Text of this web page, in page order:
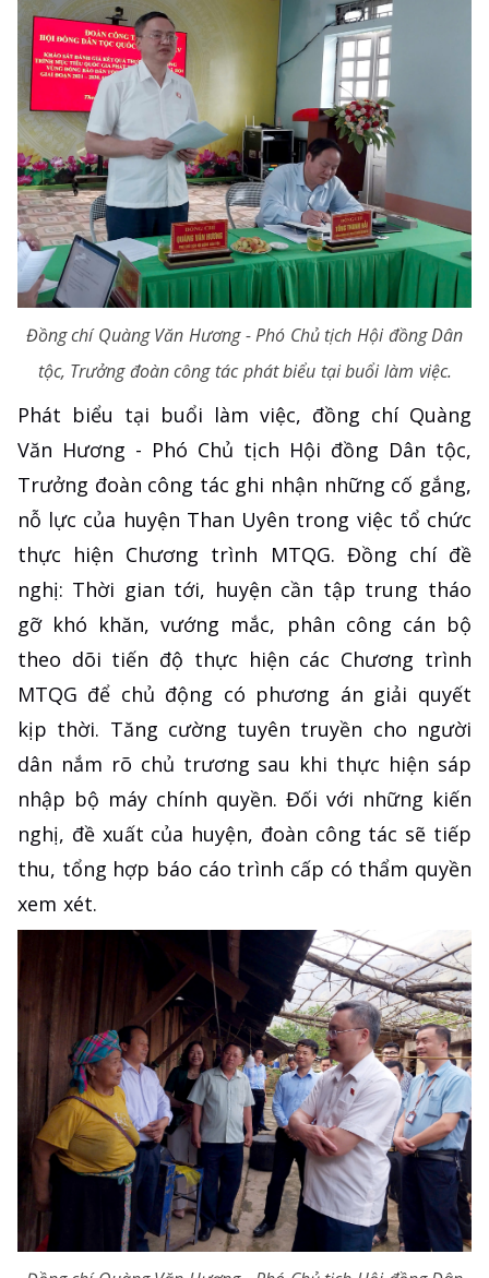
Đồng chí Quàng Văn Hương - Phó Chủ tịch Hội đồng Dân
tộc, Trưởng đoàn công tác phát biểu tại buổi làm việc.
Phát biểu tại buổi làm việc, đồng chí Quàng
Văn Hương - Phó Chủ tịch Hội đồng Dân tộc,
Trưởng đoàn công tác ghi nhận những cố gắng,
nỗ lực của huyện Than Uyên trong việc tổ chức
thực hiện Chương trình MTQG. Đồng chí đề
nghị: Thời gian tới, huyện cần tập trung tháo
gỡ khó khăn, vướng mắc, phân công cán bộ
theo dõi tiến độ thực hiện các Chương trình
MTQG để chủ động có phương án giải quyết
kịp thời. Tăng cường tuyên truyền cho người
dân nắm rõ chủ trương sau khi thực hiện sáp
nhập bộ máy chính quyền. Đối với những kiến
nghị, đề xuất của huyện, đoàn công tác sẽ tiếp
thu, tổng hợp báo cáo trình cấp có thẩm quyền
xem xét.